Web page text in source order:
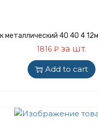
металлический 40 40 4
1816₽ за шт.
Add to cart